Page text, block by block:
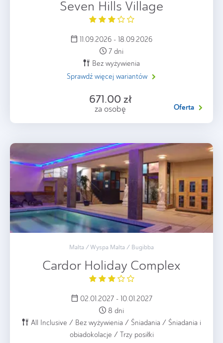
Seven Hills Village
11.09.2026 - 18.09.2026
7 dni
Bez wyżywienia
Sprawdź więcej wariantów
671.00 zł
za osobę Oferta
Malta / Wyspa Malta / Bugibba
Cardor Holiday Complex
02.01.2027 - 10.01.2027
8 dni
All Inclusive / Bez wyżywienia / Śniadania / Śniadania i
obiadokolacje / Trzy posiłki